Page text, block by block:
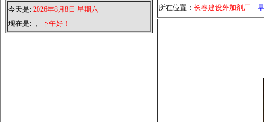
今天是: 2026年8月8日 星期六
现在是: ， 下午好！
所在位置： 长春建设外加剂厂 －